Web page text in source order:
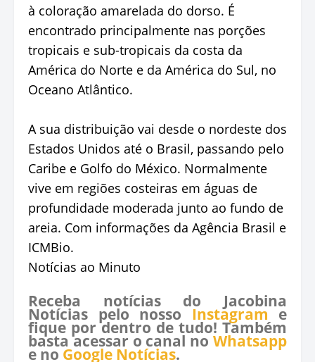
à coloração amarelada do dorso. É
encontrado principalmente nas porções
tropicais e sub-tropicais da costa da
América do Norte e da América do Sul, no
Oceano Atlântico.
A sua distribuição vai desde o nordeste dos
Estados Unidos até o Brasil, passando pelo
Caribe e Golfo do México. Normalmente
vive em regiões costeiras em águas de
profundidade moderada junto ao fundo de
areia. Com informações da Agência Brasil e
ICMBio.
Notícias ao Minuto
Receba notícias do Jacobina
Notícias pelo nosso Instagram e
fique por dentro de tudo! Também
basta acessar o canal no Whatsapp
e no Google Notícias.